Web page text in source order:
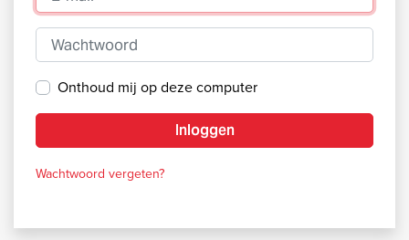
Wachtwoord
Onthoud mij op deze computer
Inloggen
Wachtwoord vergeten?